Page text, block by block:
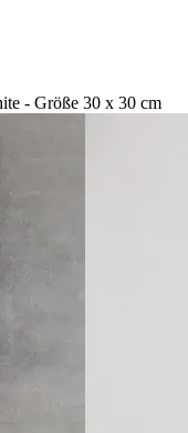
- Größe 30 x 30 cm